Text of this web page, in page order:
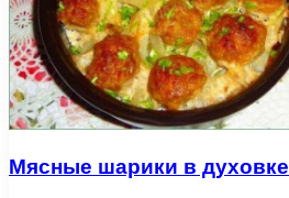
Мясные шарики в духовке